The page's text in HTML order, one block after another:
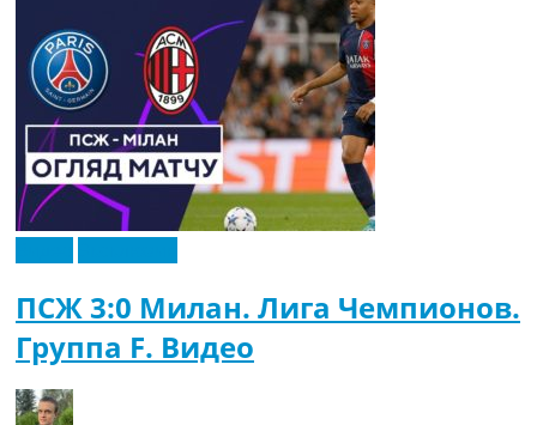
ПСЖ 3:0 Милан. Лига Чемпионов.
Группа F. Видео